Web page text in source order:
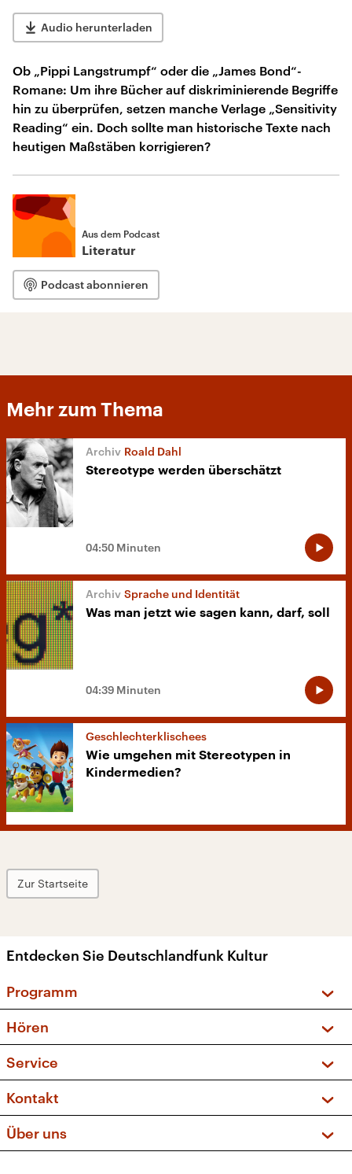
Audio herunterladen
Ob „Pippi Langstrumpf“ oder die „James Bond“-
Romane: Um ihre Bücher auf diskriminierende Begriffe
hin zu überprüfen, setzen manche Verlage „Sensitivity
Reading“ ein. Doch sollte man historische Texte nach
heutigen Maßstäben korrigieren?
Aus dem Podcast
Literatur
Podcast abonnieren
Mehr zum Thema
Roald Dahl
Stereotype werden überschätzt
04:50 Minuten
Sprache und Identität
Was man jetzt wie sagen kann, darf, soll
04:39 Minuten
Geschlechterklischees
Wie umgehen mit Stereotypen in
Kindermedien?
Zur Startseite
Entdecken Sie Deutschlandfunk Kultur
Programm
Sendungen und Podcasts
Musikliste
Kakadu – Das Kinderprogramm
Hören
Frequenzen (UKW + DAB+)
Service
FAQ
Apps
Newsletter
Kontakt
Social Media
Über uns